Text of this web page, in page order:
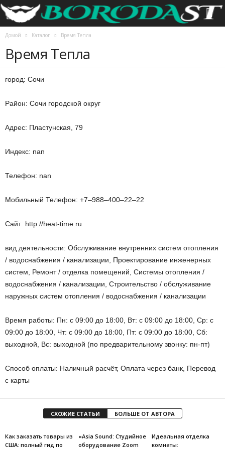
Домой Каталог Время Тепла
Время Тепла
город: Сочи
Район: Сочи городской округ
Адрес: Пластунская, 79
Индекс: nan
Телефон: nan
Мобильный Телефон: +7‒988‒400‒22‒22
Сайт: http://heat-time.ru
вид деятельности: Обслуживание внутренних систем отопления
/ водоснабжения / канализации, Проектирование инженерных
систем, Ремонт / отделка помещений, Системы отопления /
водоснабжения / канализации, Строительство / обслуживание
наружных систем отопления / водоснабжения / канализации
Время работы: Пн: с 09:00 до 18:00, Вт: с 09:00 до 18:00, Ср: с
09:00 до 18:00, Чт: с 09:00 до 18:00, Пт: с 09:00 до 18:00, Сб:
выходной, Вс: выходной (по предварительному звонку: пн-пт)
Способ оплаты: Наличный расчёт, Оплата через банк, Перевод
с карты
СХОЖИЕ СТАТЬИ БОЛЬШЕ ОТ АВТОРА
Как заказать товары из
США: полный гид по
«Asia Sound: Студийное
оборудование Zoom
Идеальная отделка
комнаты: